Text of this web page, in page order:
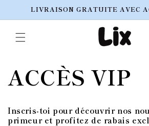
passer
au
LIVRAISON GRATUITE AVEC
ACCÈS VIP
Inscris-toi pour découvrir nos
primeur et profitez de rabais